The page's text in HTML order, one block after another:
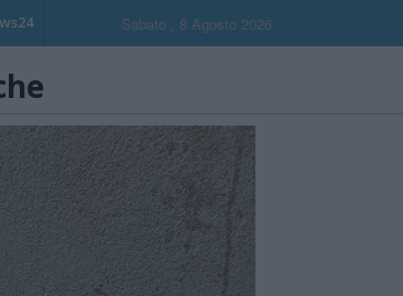
Sabato , 8 Agosto 2026